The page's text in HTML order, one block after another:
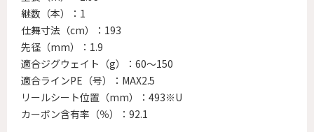
継数（本）：1
仕舞寸法（cm）：193
先径（mm）：1.9
適合ジグウェイト（g）：60～150
適合ラインPE（号）：MAX2.5
リールシート位置（mm）：493※U
カーボン含有率（％）：92.1